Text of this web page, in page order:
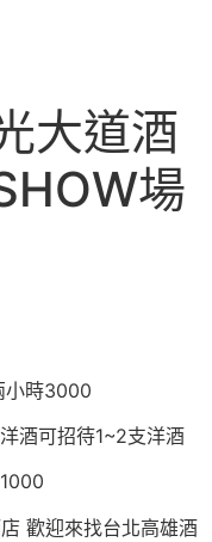
大道酒
場
小時3000
酒可招待1~2支洋酒
歡迎來找台北高雄酒